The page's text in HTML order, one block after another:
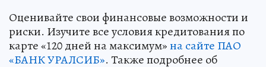
Оценивайте свои финансовые возможности и
риски. Изучите все условия кредитования по
карте «120 дней на максимум»на сайте ПАО
«БАНК УРАЛСИБ». Также подробнее об